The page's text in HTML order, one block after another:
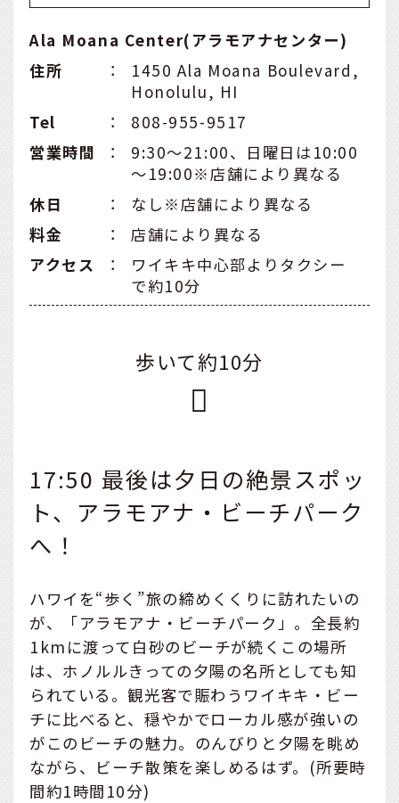
Ala Moana Center(アラモアナセンター)
住所
：
1450 Ala Moana Boulevard,
Honolulu, HI
Tel
：
808-955-9517
営業時間
：
9:30～21:00、日曜日は10:00
～19:00※店舗により異なる
休日
：
なし※店舗により異なる
料金
：
店舗により異なる
アクセス
：
ワイキキ中心部よりタクシー
で約10分
歩いて約10分
17:50 最後は夕日の絶景スポッ
ト、アラモアナ・ビーチパーク
へ！
ハワイを“歩く”旅の締めくくりに訪れたいの
が、「アラモアナ・ビーチパーク」。全長約
1kmに渡って白砂のビーチが続くこの場所
は、ホノルルきっての夕陽の名所としても知
られている。観光客で賑わうワイキキ・ビー
チに比べると、穏やかでローカル感が強いの
がこのビーチの魅力。のんびりと夕陽を眺め
ながら、ビーチ散策を楽しめるはず。(所要時
間約1時間10分)